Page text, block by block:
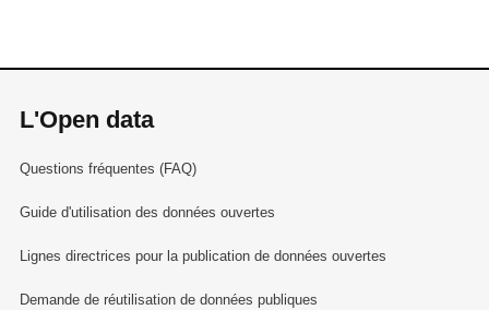
L'Open data
Questions fréquentes (FAQ)
Guide d'utilisation des données ouvertes
Lignes directrices pour la publication de données ouvertes
Demande de réutilisation de données publiques